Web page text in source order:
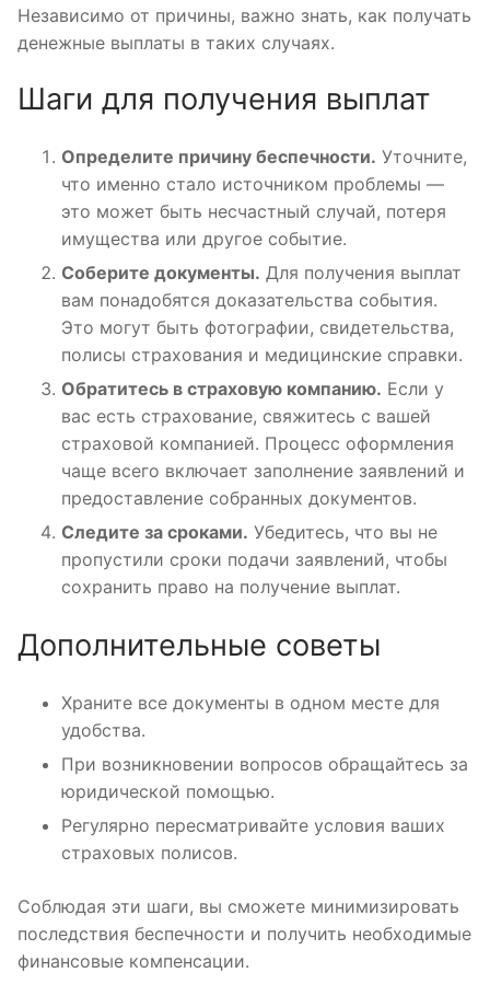
Независимо от причины, важно знать, как получать
денежные выплаты в таких случаях.
Шаги для получения выплат
Определите причину беспечности. Уточните,
что именно стало источником проблемы —
это может быть несчастный случай, потеря
имущества или другое событие.
Соберите документы. Для получения выплат
вам понадобятся доказательства события.
Это могут быть фотографии, свидетельства,
полисы страхования и медицинские справки.
Обратитесь в страховую компанию. Если у
вас есть страхование, свяжитесь с вашей
страховой компанией. Процесс оформления
чаще всего включает заполнение заявлений и
предоставление собранных документов.
Следите за сроками. Убедитесь, что вы не
пропустили сроки подачи заявлений, чтобы
сохранить право на получение выплат.
Дополнительные советы
Храните все документы в одном месте для
удобства.
При возникновении вопросов обращайтесь за
юридической помощью.
Регулярно пересматривайте условия ваших
страховых полисов.
Соблюдая эти шаги, вы сможете минимизировать
последствия беспечности и получить необходимые
финансовые компенсации.